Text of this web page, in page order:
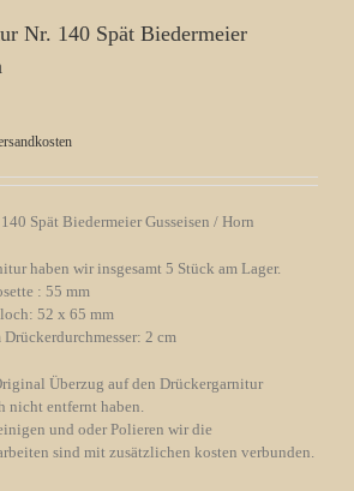
Nr. 140 Spät Biedermeier
Spät Biedermeier Gusseisen / Horn
haben wir insgesamt 5 Stück am Lager.
: 55 mm
52 x 65 mm
2 cm
Überzug auf den Drückergarnitur
nicht entfernt haben.
und oder Polieren wir die
sind mit zusätzlichen kosten verbunden.